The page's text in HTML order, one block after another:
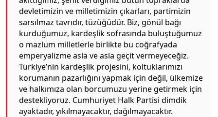
devletimizin ve milletimizin çıkarları, partimizin
sarsılmaz tavrıdır, tüzüğüdür. Biz, gönül bağı
kurduğumuz, kardeşlik sofrasında buluştuğumuz
o mazlum milletlerle birlikte bu coğrafyada
emperyalizme asla ve asla geçit vermeyeceğiz.
Türkiye’nin kardeşlik projesini, koltuklarımızı
korumanın pazarlığını yapmak için değil, ülkemize
ve halkımıza olan borcumuzu yerine getirmek için
destekliyoruz. Cumhuriyet Halk Partisi dimdik
ayaktadır, yıkılmayacaktır, dağılmayacaktır.